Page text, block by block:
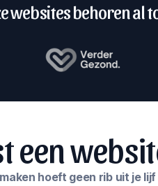
websites behoren al
een
hoeft geen rib uit je